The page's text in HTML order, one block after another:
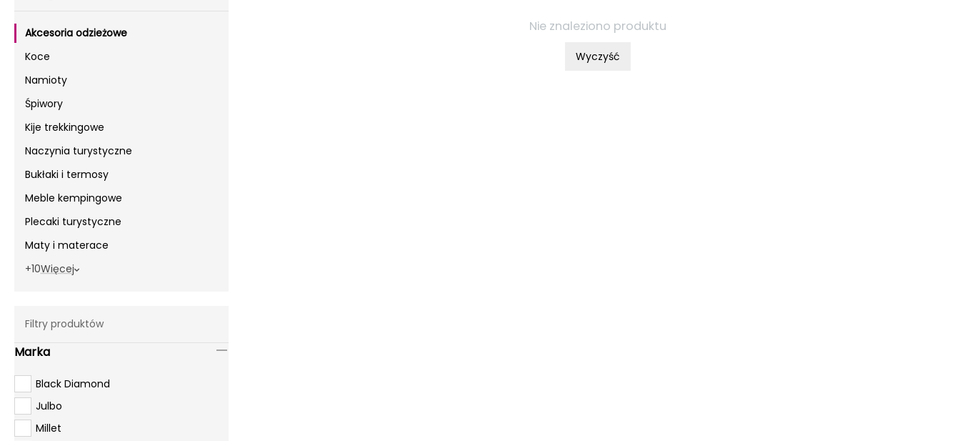
Nie znaleziono produktu
Wyczyść
Akcesoria odzieżowe
Koce
Namioty
Śpiwory
Kije trekkingowe
Naczynia turystyczne
Bukłaki i termosy
Meble kempingowe
Plecaki turystyczne
Maty i materace
+10Więcej
Filtry produktów
Marka
Black Diamond
Julbo
Millet